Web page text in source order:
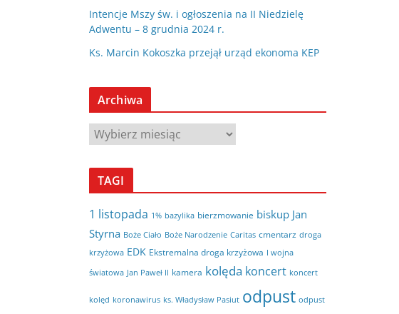
Intencje Mszy św. i ogłoszenia na II Niedzielę
Adwentu – 8 grudnia 2024 r.
Ks. Marcin Kokoszka przejął urząd ekonoma KEP
Archiwa
A
r
c
w
a
TAGI
1 listopada 1% bazylika bierzmowanie biskup Jan
Styrna Boże Ciało Boże Narodzenie Caritas cmentarz droga
krzyżowa EDK Ekstremalna droga krzyżowa I wojna
światowa Jan Paweł II kamera kolęda koncert koncert
kolęd koronawirus ks. Władysław Pasiut odpust odpust